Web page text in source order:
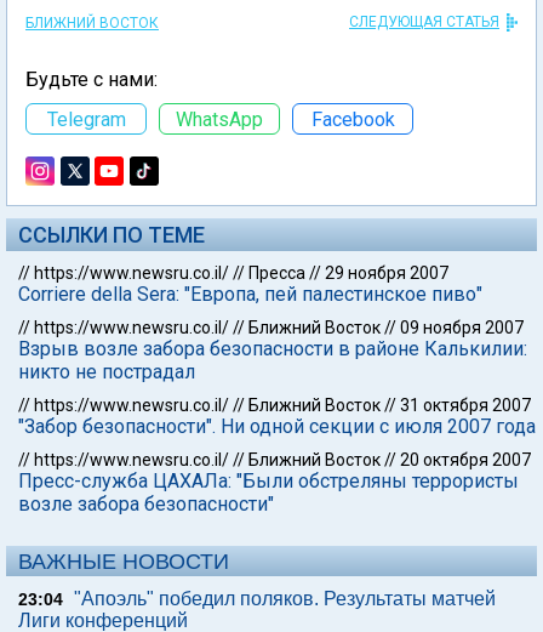
БЛИЖНИЙ ВОСТОК СЛЕДУЮЩАЯ СТАТЬЯ
Будьте с нами:
Telegram
WhatsApp Facebook
ССЫЛКИ ПО ТЕМЕ
// https://www.newsru.co.il/// Пресса //29 ноября 2007
Corriere della Sera: "Европа, пей палестинское пиво"
// https://www.newsru.co.il/// Ближний Восток//09 ноября 2007
Взрыв возле забора безопасности в районе Калькилии:
никто не пострадал
// https://www.newsru.co.il/// Ближний Восток//31 октября 2007
"Забор безопасности". Ни одной секции с июля 2007 года
// https://www.newsru.co.il/// Ближний Восток//20 октября 2007
Пресс-служба ЦАХАЛа: "Были обстреляны террористы
возле забора безопасности"
ВАЖНЫЕ НОВОСТИ
23:04 "Апоэль" победил поляков. Результаты матчей
Лиги конференций